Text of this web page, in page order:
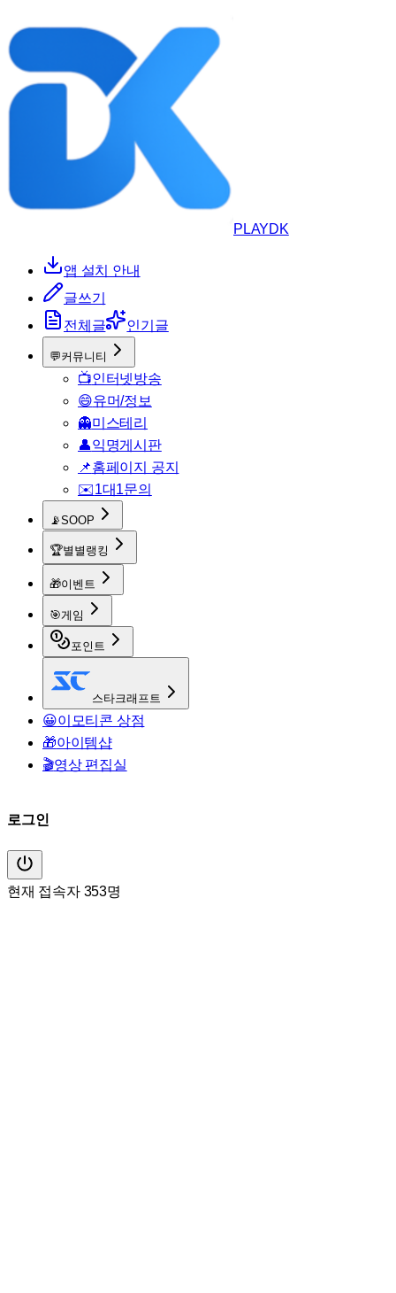
PLAYDK
앱 설치 안내
글쓰기
전체글
인기글
💬커뮤니티
📺인터넷방송
😄유머/정보
👻미스테리
👤익명게시판
📌홈페이지 공지
✉️1대1문의
📡SOOP
🏆별별랭킹
🎁이벤트
🎯게임
포인트
스타크래프트
😀이모티콘 상점
🎁아이템샵
🎬영상 편집실
로그인
현재 접속자 353명